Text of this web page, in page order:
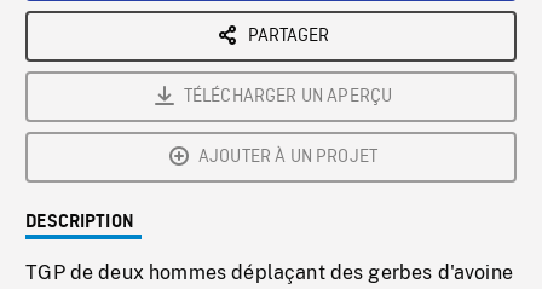
PARTAGER
TÉLÉCHARGER UN APERÇU
AJOUTER À UN PROJET
DESCRIPTION
TGP de deux hommes déplaçant des gerbes d'avoine